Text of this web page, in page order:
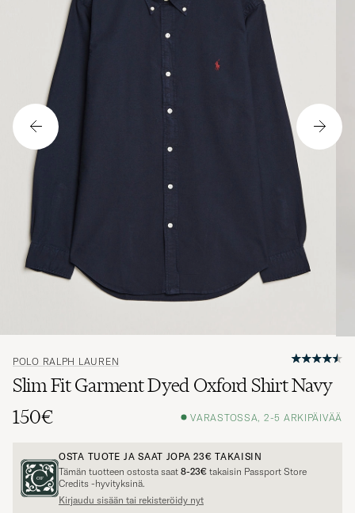
POLO RALPH LAUREN
Slim Fit Garment Dyed Oxford Shirt Navy
150€
VARASTOSSA, 2-5 ARKIPÄIVÄÄ
OSTA TUOTE JA SAAT JOPA23€ TAKAISIN
Tämän tuotteen ostosta saat 8-23€ takaisin Passport Store
Credits -hyvityksinä.
Kirjaudu sisään tai rekisteröidy nyt